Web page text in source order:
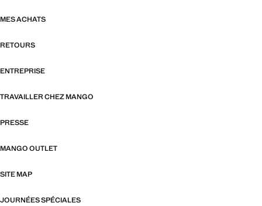
MES ACHATS
RETOURS
ENTREPRISE
TRAVAILLER CHEZ MANGO
PRESSE
MANGO OUTLET
SITE MAP
JOURNÉES SPÉCIALES